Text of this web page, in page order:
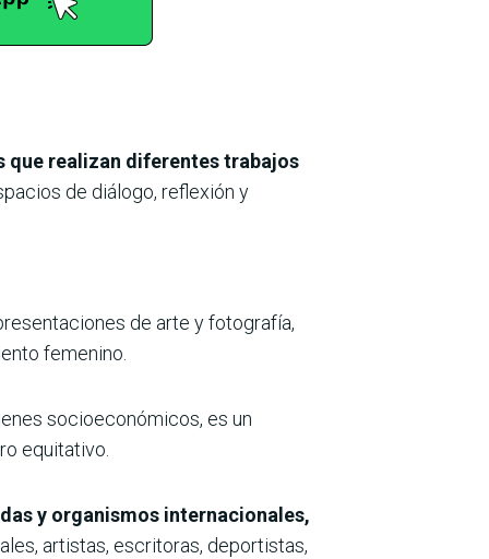
que realizan diferentes trabajos
de diálogo, reflexión y
de arte y fotografía,
femenino.
socioeconómicos, es un
equitativo.
y organismos internacionales,
artistas, escritoras, deportistas,